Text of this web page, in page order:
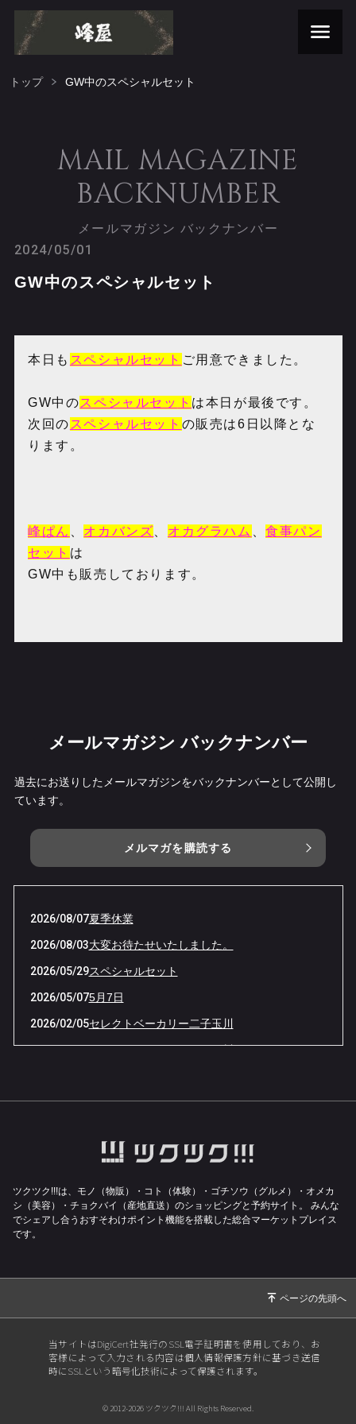
トップ GW中のスペシャルセット
MAIL MAGAZINE
BACKNUMBER
メールマガジン バックナンバー
2024/05/01
GW中のスペシャルセット
本日も スペシャルセット ご用意できました。
GW中のスペシャルセッ ト は本日が最後です。
次回のスペシャルセット の販売は6日以降とな
ります。
峰ぱん 、 オカバンズ 、 オカグラハム 、食事パン
セット は
GW中も販売しております。
メールマガジン バックナンバー
過去にお送りしたメールマガジンをバックナンバーとして公開し
ています。
メルマガを購読する
2026/08/07夏季休業
2026/08/03大変お待たせいたしました。
2026/05/29スペシャルセット
2026/05/075月7日
2026/02/05セレクトベーカリー二子玉川
2026/01/30セレクトベーカリー二子玉川
2025/11/01シモキタ三ツ星バザール
沖縄への配送料のお知らせ
2025/05/20Tシャツ
2025/04/11
2025/01/20 二子玉川セレクトベーカリーありがとうござい
ました。
2025年
ツクツク!!!は、モノ（物販）・コト（体験）・ゴチソウ（グルメ）・オメカ
シ（美容）・チョクバイ（産地直送）のショッピングと予約サイト。
みんな
でシェアし合うおすそわけポイント機能を搭載した総合マーケットプレイス
です。
当サイトはDigiCert社発行のSSL電子証明書を使用しており、お
客様によって入力される内容は個人情報保護方針に基づき送信
時にSSLという暗号化技術によって保護されます。
© 2012-2026 ツクツク!!! All Rights Reserved.